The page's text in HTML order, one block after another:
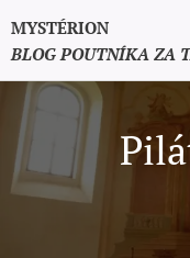
MYSTÉRION
BLOG POUTNÍKA ZA